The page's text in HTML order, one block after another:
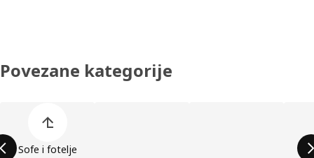
Povezane kategorije
Sofe i fotelje